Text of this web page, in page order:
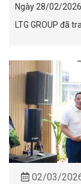
Ngày 28/02/
LTG GROUP đã
02/03/